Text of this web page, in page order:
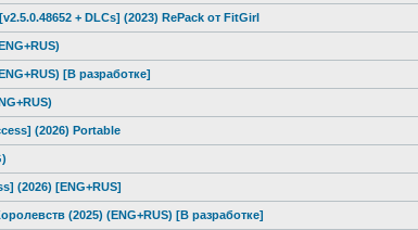
+ DLCs] (2023) RePack от FitGirl
[В разработке]
(2026) Portable
(2026) [ENG+RUS]
(2025) (ENG+RUS) [В разработке]